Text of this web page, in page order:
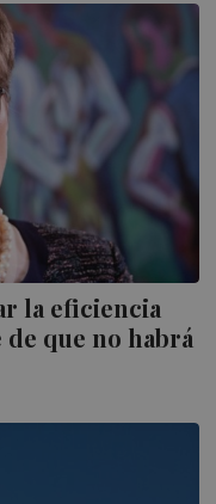
la eficiencia
que no habrá